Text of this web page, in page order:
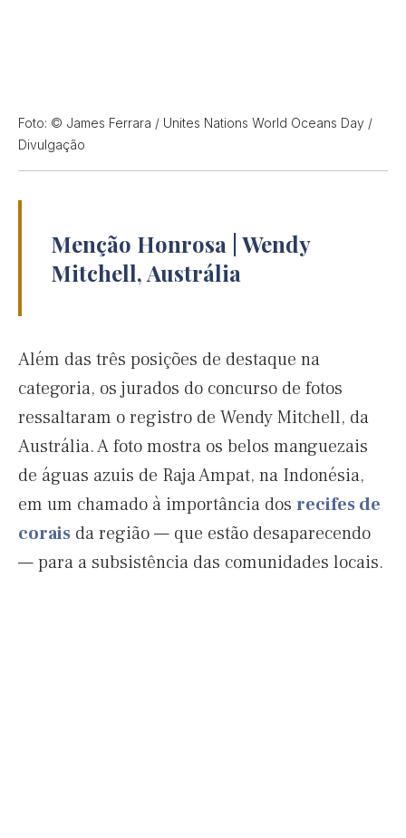
Foto: © James Ferrara / Unites Nations World Oceans Day /
Divulgação
Menção Honrosa | Wendy
Mitchell, Austrália
Além das três posições de destaque na
categoria, os jurados do concurso de fotos
ressaltaram o registro de Wendy Mitchell, da
Austrália. A foto mostra os belos manguezais
de águas azuis de Raja Ampat, na Indonésia,
em um chamado à importância dos recifes de
corais da região — que estão desaparecendo
— para a subsistência das comunidades locais.